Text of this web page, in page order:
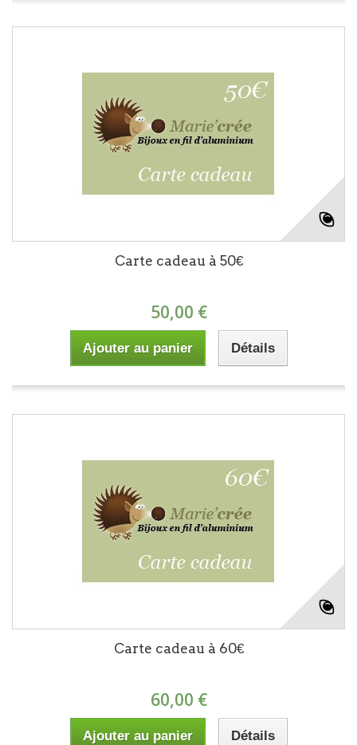
Carte cadeau à 50€
50,00 €
Ajouter au panier Détails
Carte cadeau à 60€
60,00 €
Ajouter au panier Détails